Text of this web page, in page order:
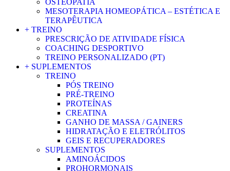
OSTEOPATIA
MESOTERAPIA HOMEOPÁTICA – ESTÉTICA E
TERAPÊUTICA
+ TREINO
PRESCRIÇÃO DE ATIVIDADE FÍSICA
COACHING DESPORTIVO
TREINO PERSONALIZADO (PT)
+ SUPLEMENTOS
TREINO
PÓS TREINO
PRÉ-TREINO
PROTEÍNAS
CREATINA
GANHO DE MASSA / GAINERS
HIDRATAÇÃO E ELETRÓLITOS
GEIS E RECUPERADORES
SUPLEMENTOS
AMINOÁCIDOS
PROHORMONAIS